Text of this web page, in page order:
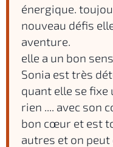
énergique.
nouveau défis
aventure.
elle a un bon
Sonia est très
quant elle se fixe
rien .... avec son
bon cœur et est
autres et on